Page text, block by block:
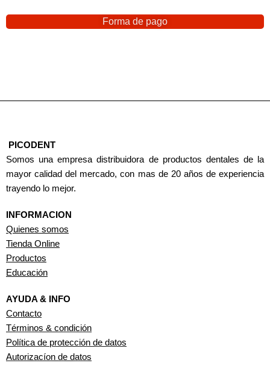
Forma de pago
PICODENT
Somos una empresa distribuidora de productos dentales de la
mayor calidad del mercado, con mas de 20 años de experiencia
trayendo lo mejor.
INFORMACION
Quienes somos
Tienda Online
Productos
Educación
AYUDA & INFO
Contacto
Términos & condición
Política de protección de datos
Autorizacíon de datos